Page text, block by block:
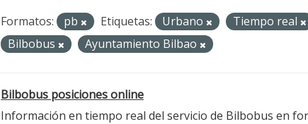
Formatos: pb Etiquetas: Urbano
Tiempo real
Bilbobus
Ayuntamiento Bilbao
Bilbobus posiciones online
Información en tiempo real del servicio de Bilbobus en